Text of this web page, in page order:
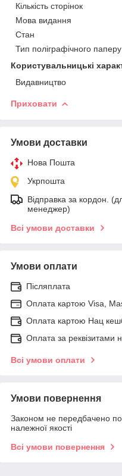
Кількість сторінок
Мова видання
Стан
Тип поліграфічного паперу
Користувальницькі
Видавництво
Приховати
Умови доставки
Нова Пошта
Укрпошта
Відправка за кордон.
менеджер)
Всі умови доставки
Умови оплати
Післяплата
Оплата картою Visa,
Оплата картою Нац
Оплата за реквізитами
Всі умови оплати
Умови повернення
Законом не передбачено
належної якості
Всі умови повернення